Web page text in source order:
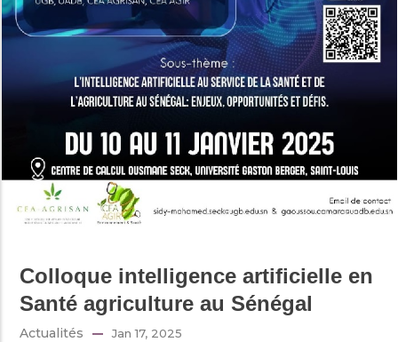
Colloque intelligence artificielle en
Santé agriculture au Sénégal
Actualités Jan 17, 2025